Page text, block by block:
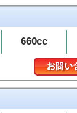
660cc